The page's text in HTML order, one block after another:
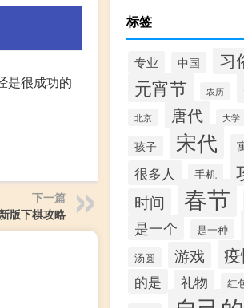
是很成功的
下一篇
版下棋攻略
标签
专业 中国 习
元宵节 农历
北京 唐代 大学
孩子 宋代
很多人 手机
时间 春节
是一个 是一种
汤圆 游戏
的是 礼物 红